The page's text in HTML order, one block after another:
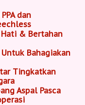
dan
Hati & Bertahan
Bahagiakan
Tingkatkan
Aspal Pasca